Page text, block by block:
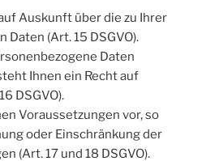
Auskunft über die zu Ihrer
Daten (Art. 15 DSGVO).
Daten
Ihnen ein Recht auf
DSGVO).
Voraussetzungen vor, so
oder Einschränkung der
(Art. 17 und 18 DSGVO).